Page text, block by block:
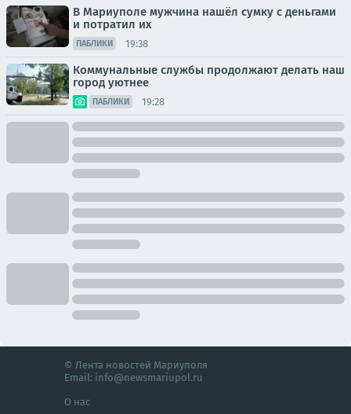
В Мариуполе мужчина нашёл сумку с деньгами
и потратил их
ПАБЛИКИ 19:38
Коммунальные службы продолжают делать наш
город уютнее
ПАБЛИКИ 19:28
© Лента новостей Мариуполя
Email: info@newsmariupol.ru
О нас